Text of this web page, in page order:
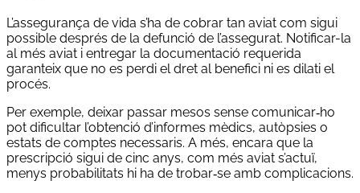
L’assegurança de vida s’ha de cobrar tan aviat com sigui
possible després de la defunció de l’assegurat. Notificar-la
al més aviat i entregar la documentació requerida
garanteix que no es perdi el dret al benefici ni es dilati el
procés.
Per exemple, deixar passar mesos sense comunicar‑ho
pot dificultar l’obtenció d’informes mèdics, autòpsies o
estats de comptes necessaris. A més, encara que la
prescripció sigui de cinc anys, com més aviat s’actuï,
menys probabilitats hi ha de trobar‑se amb complicacions.